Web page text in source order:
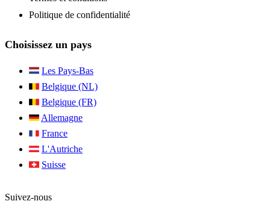
Politique de confidentialité
Choisissez un pays
Les Pays-Bas
Belgique (NL)
Belgique (FR)
Allemagne
France
L'Autriche
Suisse
Suivez-nous